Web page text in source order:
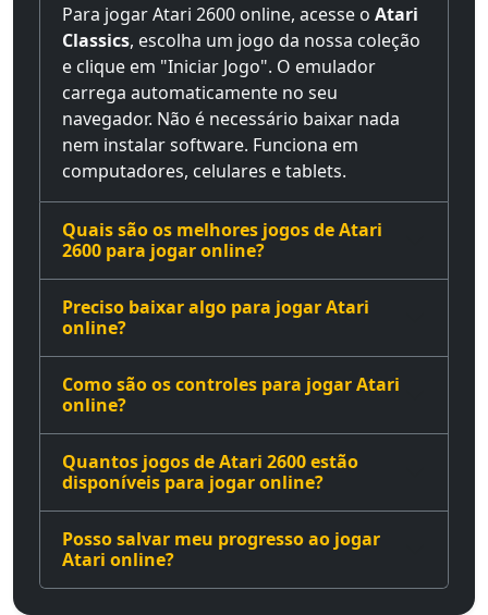
Para jogar Atari 2600 online, acesse o Atari
Classics, escolha um jogo da nossa coleção
e clique em "Iniciar Jogo". O emulador
carrega automaticamente no seu
navegador. Não é necessário baixar nada
nem instalar software. Funciona em
computadores, celulares e tablets.
Quais são os melhores jogos de Atari
2600 para jogar online?
Preciso baixar algo para jogar Atari
online?
Como são os controles para jogar Atari
online?
Quantos jogos de Atari 2600 estão
disponíveis para jogar online?
Posso salvar meu progresso ao jogar
Atari online?